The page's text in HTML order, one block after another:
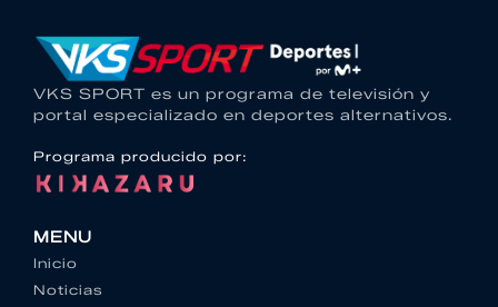
VKS SPORT es un programa de televisión y
portal especializado en deportes alternativos.
Programa producido por:
MENU
Inicio
Noticias